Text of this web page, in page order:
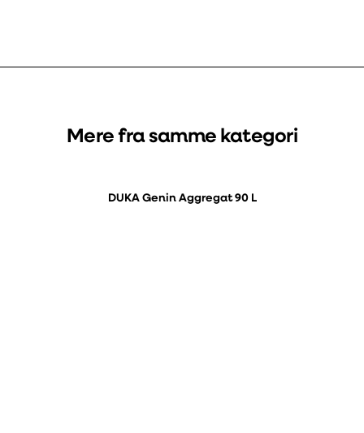
Mere fra samme kategori
DUKA Genin Aggregat 90 L